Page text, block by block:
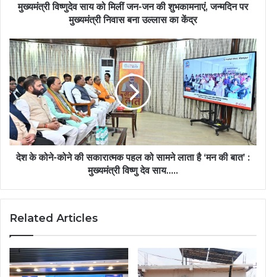
जन्मदिन
निवास
बना
उल्लास
का
केंद्र
मुख्यमंत्री विष्णुदेव साय को मिलीं जन-जन की शुभकामनाएं, जन्मदिन पर
मुख्यमंत्री निवास बना उल्लास का केंद्र
देश
के
कोने-
कोने
की
सकारात्मक
पहल
को
सामने
लाता
देव
साय…..
देश के कोने-कोने की सकारात्मक पहल को सामने लाता है ‘मन की बात’ :
मुख्यमंत्री विष्णु देव साय…..
Related Articles